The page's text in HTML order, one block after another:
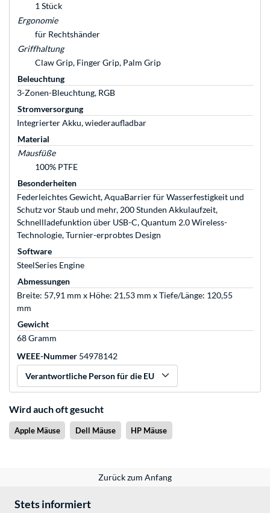
1 Stück
Ergonomie
für Rechtshänder
Griffhaltung
Claw Grip, Finger Grip, Palm Grip
Beleuchtung
3-Zonen-Bleuchtung, RGB
Stromversorgung
Integrierter Akku, wiederaufladbar
Material
Mausfüße
100% PTFE
Besonderheiten
Federleichtes Gewicht, AquaBarrier für Wasserfestigkeit und
Schutz vor Staub und mehr, 200 Stunden Akkulaufzeit,
Schnellladefunktion über USB-C, Quantum 2.0 Wireless-
Technologie, Turnier-erprobtes Design
Software
SteelSeries Engine
Abmessungen
Breite: 57,91 mm x Höhe: 21,53 mm x Tiefe/Länge: 120,55
mm
Gewicht
68 Gramm
WEEE-Nummer 54978142
Verantwortliche Person für die EU
Wird auch oft gesucht
Apple Mäuse Dell Mäuse HP Mäuse
Zurück zum Anfang
Stets informiert